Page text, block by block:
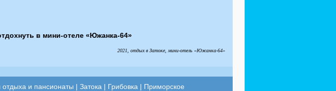
в мини-отеле «Южанка-64»
2021, отдых в Затоке, мини-отель «Южанка-64»
отдыха и пансионаты | Затока | Грибовка | Приморское